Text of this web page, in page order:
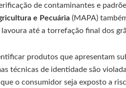
de contaminantes e
e Pecuária (MAPA)
até a torrefação final dos
produtos que apresentam
técnicas de identidade são
o consumidor seja exposto a